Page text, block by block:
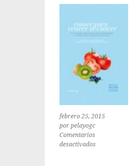
Pulmón
febrero 25, 2015
por pelayogc
Comentarios
desactivadosen